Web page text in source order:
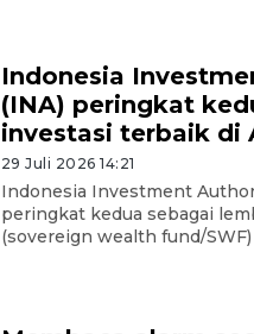
Indonesia
(INA) peringkat
investasi terbaik di
29 Juli 2026 14:21
Indonesia Investment
peringkat kedua sebagai
(sovereign wealth fund/SWF)